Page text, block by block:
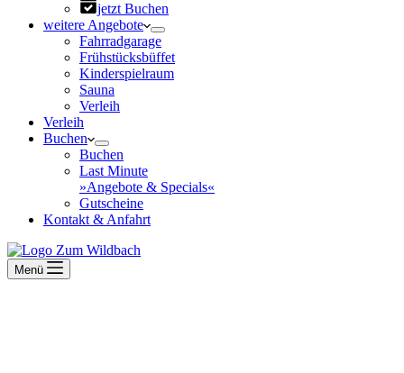
jetzt Buchen
weitere Angebote
Fahrradgarage
Frühstücksbüffet
Kinderspielraum
Sauna
Verleih
Verleih
Buchen
Buchen
Last Minute
»Angebote & Specials«
Gutscheine
Kontakt & Anfahrt
Menü